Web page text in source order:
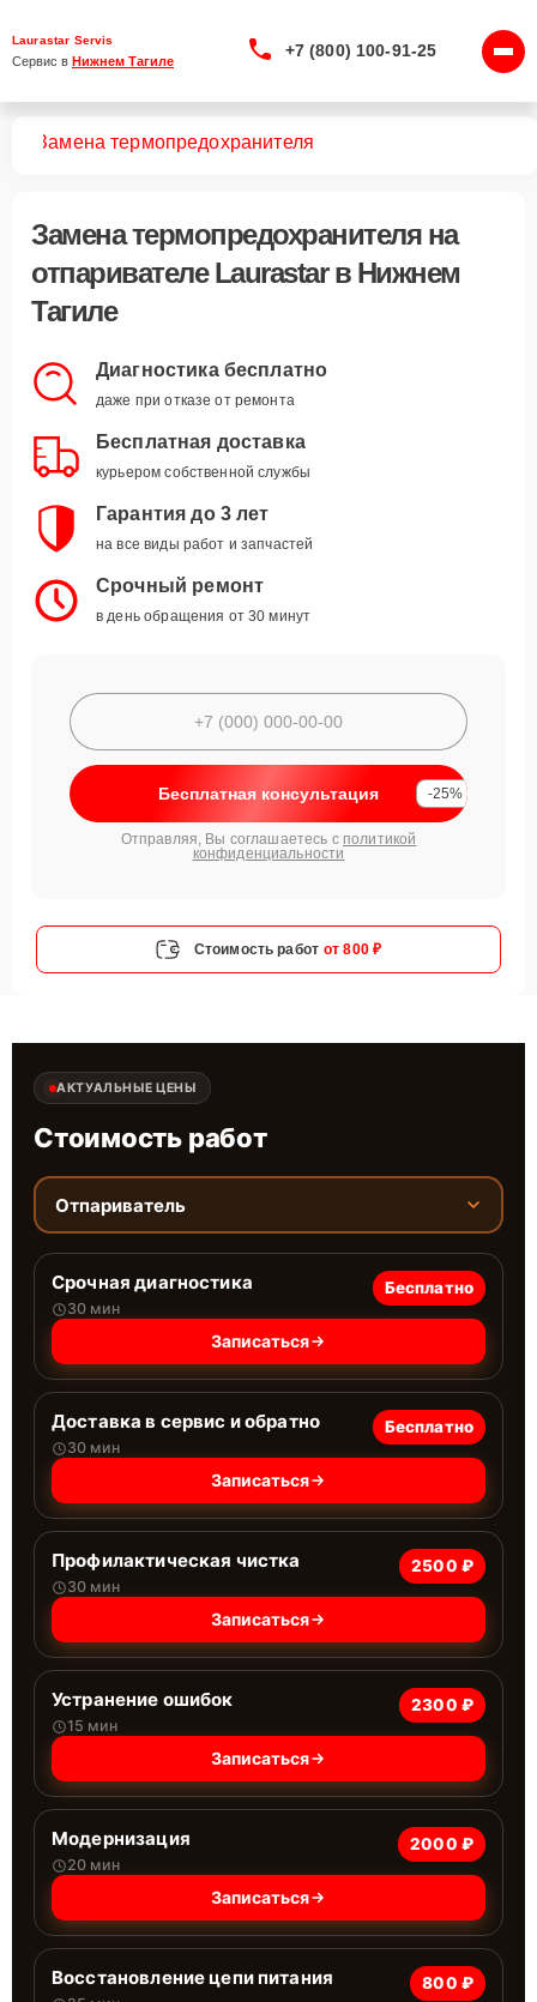
Laurastar Servis
Сервис в Нижнем Тагиле
+7 (800) 100-91-25
Замена термопредохранителя
Замена термопредохранителяна
отпаривателе Laurastar в Нижнем
Тагиле
Диагностика бесплатно
даже при отказе от ремонта
Бесплатная доставка
курьером собственной службы
Гарантия до 3 лет
на все виды работ и запчастей
Срочный ремонт
в день обращения от 30 минут
Бесплатная консультация -25%
Отправляя, Вы соглашаетесь с политикой
конфиденциальности
Стоимость работ от 800 ₽
АКТУАЛЬНЫЕ ЦЕНЫ
Стоимость работ
Отпариватель
Срочная диагностика
30 мин
Бесплатно
Записаться
Доставка в сервис и обратно
30 мин
Бесплатно
Записаться
Профилактическая чистка
30 мин
2500 ₽
Записаться
Устранение ошибок
15 мин
2300 ₽
Записаться
Модернизация
20 мин
2000 ₽
Записаться
Восстановление цепи питания 800 ₽